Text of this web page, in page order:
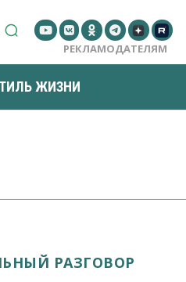
РЕКЛАМОДАТЕЛЯМ
ЖИЗНИ
РАЗГОВОР